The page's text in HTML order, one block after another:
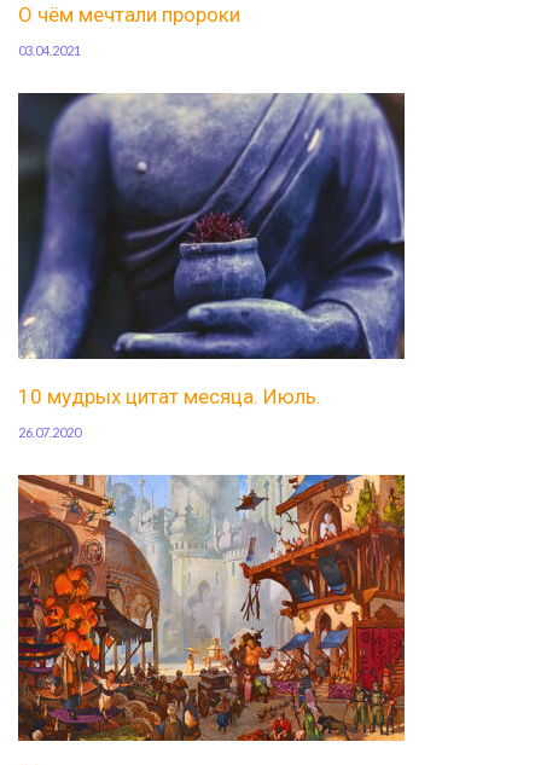
О чём мечтали пророки
03.04.2021
10 мудрых цитат месяца. Июль.
26.07.2020